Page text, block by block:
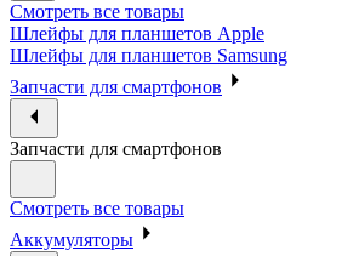
Смотреть все товары
Шлейфы для планшетов Apple
Шлейфы для планшетов Samsung
Запчасти для смартфонов
Запчасти для смартфонов
Смотреть все товары
Аккумуляторы